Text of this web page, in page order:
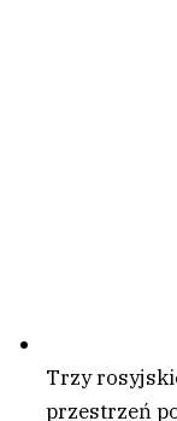
Trzy
przestrzeń